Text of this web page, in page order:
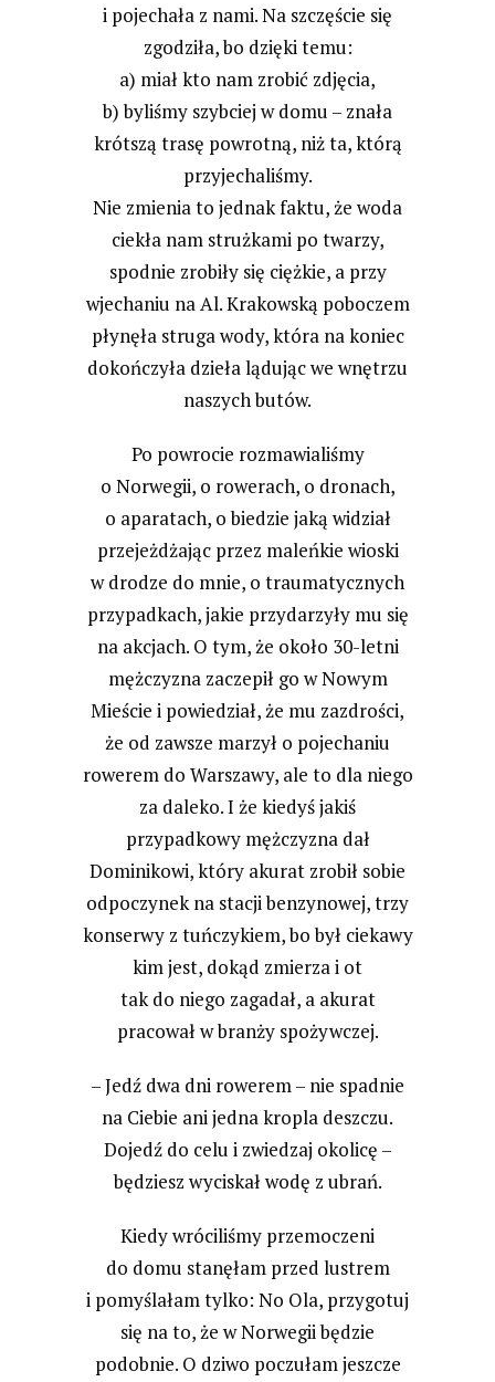
i pojechała z nami. Na szczęście się
zgodziła, bo dzięki temu:
a) miał kto nam zrobić zdjęcia,
b) byliśmy szybciej w domu – znała
krótszą trasę powrotną, niż ta, którą
przyjechaliśmy.
Nie zmienia to jednak faktu, że woda
ciekła nam strużkami po twarzy,
spodnie zrobiły się ciężkie, a przy
wjechaniu na Al. Krakowską poboczem
płynęła struga wody, która na koniec
dokończyła dzieła lądując we wnętrzu
naszych butów.
Po powrocie rozmawialiśmy
o Norwegii, o rowerach, o dronach,
o aparatach, o biedzie jaką widział
przejeżdżając przez maleńkie wioski
w drodze do mnie, o traumatycznych
przypadkach, jakie przydarzyły mu się
na akcjach. O tym, że około 30-letni
mężczyzna zaczepił go w Nowym
Mieście i powiedział, że mu zazdrości,
że od zawsze marzył o pojechaniu
rowerem do Warszawy, ale to dla niego
za daleko. I że kiedyś jakiś
przypadkowy mężczyzna dał
Dominikowi, który akurat zrobił sobie
odpoczynek na stacji benzynowej, trzy
konserwy z tuńczykiem, bo był ciekawy
kim jest, dokąd zmierza i ot
tak do niego zagadał, a akurat
pracował w branży spożywczej.
– Jedź dwa dni rowerem – nie spadnie
na Ciebie ani jedna kropla deszczu.
Dojedź do celu i zwiedzaj okolicę –
będziesz wyciskał wodę z ubrań.
Kiedy wróciliśmy przemoczeni
do domu stanęłam przed lustrem
i pomyślałam tylko: No Ola, przygotuj
się na to, że w Norwegii będzie
podobnie. O dziwo poczułam jeszcze